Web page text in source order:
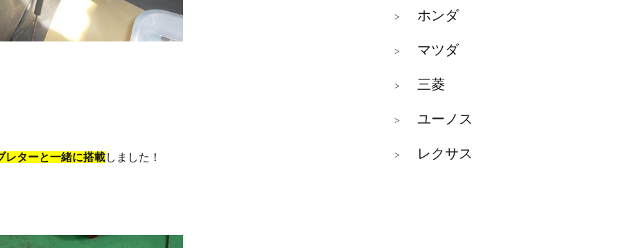
レターと一緒に搭載しました！
> ホンダ
> マツダ
> 三菱
> ユーノス
> レクサス